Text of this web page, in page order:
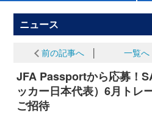
ニュース
前の記事へ 一覧へ
JFA Passportから応募！
ッカー日本代表）6月トレ
ご招待